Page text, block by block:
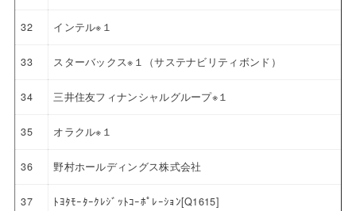
32 インテル※１
33 スターバックス※１（サステナビリティボンド）
34 三井住友フィナンシャルグループ※１
35 オラクル※１
36 野村ホールディングス株式会社
37 ﾄﾖﾀﾓｰﾀｰｸﾚｼﾞｯﾄｺｰﾎﾟﾚｰｼｮﾝ[Q1615]